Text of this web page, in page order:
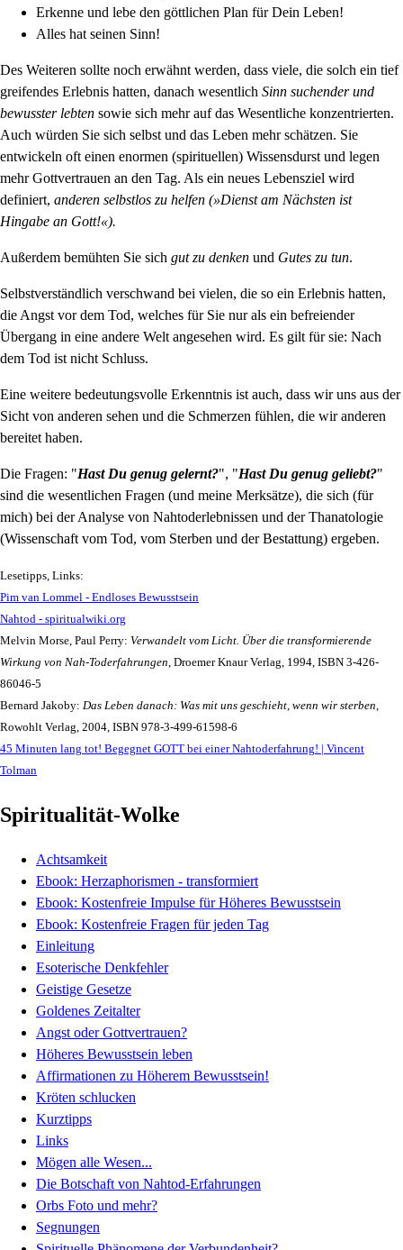
Erkenne und lebe den göttlichen Plan für Dein Leben!
Alles hat seinen Sinn!
Des Weiteren sollte noch erwähnt werden, dass viele, die solch ein tief
greifendes Erlebnis hatten, danach wesentlich Sinn suchender und
bewusster lebten sowie sich mehr auf das Wesentliche konzentrierten.
Auch würden Sie sich selbst und das Leben mehr schätzen. Sie
entwickeln oft einen enormen (spirituellen) Wissensdurst und legen
mehr Gottvertrauen an den Tag. Als ein neues Lebensziel wird
definiert, anderen selbstlos zu helfen (»Dienst am Nächsten ist
Hingabe an Gott!«).
Außerdem bemühten Sie sich gut zu denken und Gutes zu tun.
Selbstverständlich verschwand bei vielen, die so ein Erlebnis hatten,
die Angst vor dem Tod, welches für Sie nur als ein befreiender
Übergang in eine andere Welt angesehen wird. Es gilt für sie: Nach
dem Tod ist nicht Schluss.
Eine weitere bedeutungsvolle Erkenntnis ist auch, dass wir uns aus der
Sicht von anderen sehen und die Schmerzen fühlen, die wir anderen
bereitet haben.
Die Fragen: "Hast Du genug gelernt?", "Hast Du genug geliebt?"
sind die wesentlichen Fragen (und meine Merksätze), die sich (für
mich) bei der Analyse von Nahtoderlebnissen und der Thanatologie
(Wissenschaft vom Tod, vom Sterben und der Bestattung) ergeben.
Lesetipps, Links:
Pim van Lommel - Endloses Bewusstsein
Nahtod - spiritualwiki.org
Melvin Morse, Paul Perry: Verwandelt vom Licht. Über die transformierende
Wirkung von Nah-Toderfahrungen , Droemer Knaur Verlag, 1994, ISBN 3-426-
86046-5
Bernard Jakoby: Das Leben danach: Was mit uns geschieht, wenn wir sterben
Rowohlt Verlag, 2004, ISBN 978-3-499-61598-6
45 Minuten lang tot! Begegnet GOTT bei einer Nahtoderfahrung! | Vincent
Tolman
Spiritualität-Wolke
Achtsamkeit
Ebook: Herzaphorismen - transformiert
Ebook: Kostenfreie Impulse für Höheres Bewusstsein
Ebook: Kostenfreie Fragen für jeden Tag
Einleitung
Esoterische Denkfehler
Geistige Gesetze
Goldenes Zeitalter
Angst oder Gottvertrauen?
Höheres Bewusstsein leben
Affirmationen zu Höherem Bewusstsein!
Kröten schlucken
Kurztipps
Links
Mögen alle Wesen...
Die Botschaft von Nahtod-Erfahrungen
Orbs Foto und mehr?
Segnungen